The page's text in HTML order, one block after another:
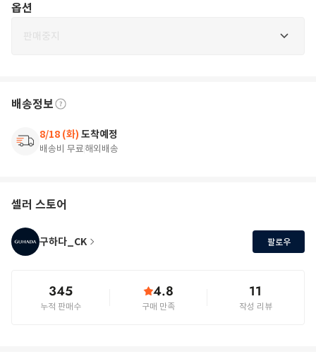
옵션
판매중지
배송정보
8/18 (화) 도착예정
배송비 무료해외배송
셀러 스토어
구하다_CK 팔로우
345
누적 판매수
4.8
구매 만족
11
작성 리뷰